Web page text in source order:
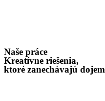
Naše práce
Kreatívne riešenia,
ktoré zanechávajú dojem